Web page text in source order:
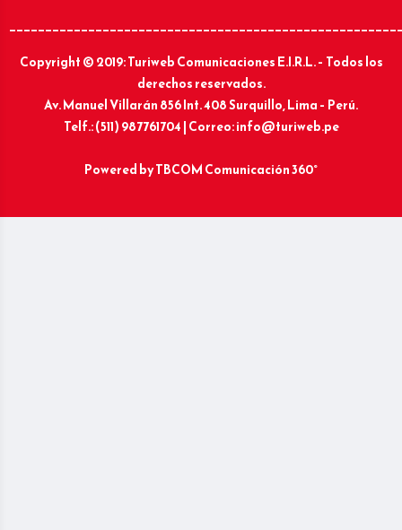
Copyright © 2019: Turiweb Comunicaciones E.I.R.L. – Todos los
derechos reservados.
Av. Manuel Villarán 856 Int. 408 Surquillo, Lima – Perú.
Telf.: (511) 987761704 | Correo: info@turiweb.pe
Powered byTBCOM Comunicación 360°